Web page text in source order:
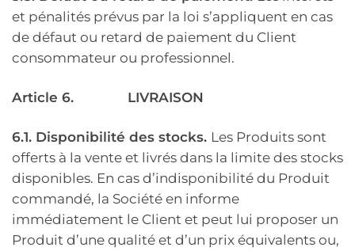
et pénalités prévus par la loi s’appliquent en cas
de défaut ou retard de paiement du Client
consommateur ou professionnel.
Article 6. LIVRAISON
6.1. Disponibilité des stocks. Les Produits sont
offerts à la vente et livrés dans la limite des stocks
disponibles. En cas d’indisponibilité du Produit
commandé, la Société en informe
immédiatement le Client et peut lui proposer un
Produit d’une qualité et d’un prix équivalents ou,